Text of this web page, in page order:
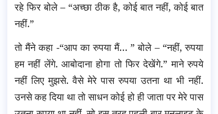
रहे फिर बोले – “अच्छा ठीक है, कोई बात नहीं, कोई बात
नहीं.”
तो मैंने कहा -“आप का रुपया मैं… ” बोले – “नहीं, रुपया
हम नहीं लेंगे. आबोदाना होगा तो फिर देखेंगे.” माने रुपये
नहीं लिए मुझसे. वैसे मेरे पास रुपया उतना था भी नहीं.
उनसे कह दिया था तो साधन कोई हो ही जाता पर मेरे पास